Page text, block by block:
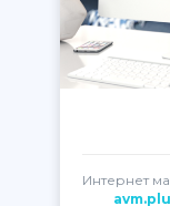
"
Интернет